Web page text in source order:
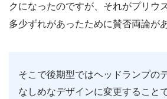
クになったのですが、それがプリウ
多少ずれがあったために賛否両論が
そこで後期型ではヘッドランプの
なしめなデザインに変更すること